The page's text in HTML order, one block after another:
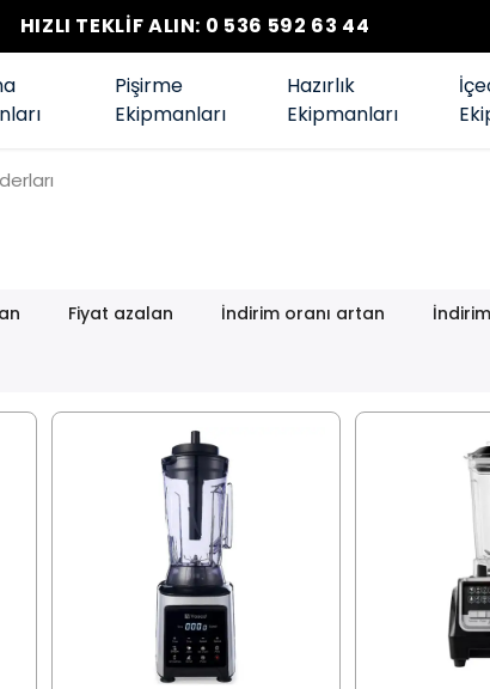
HIZLI TEKLİF ALIN: 0 536 592 63 44
Pişirme
Ekipmanları
Hazırlık
Ekipmanları
Fiyat azalan İndirim oranı artan